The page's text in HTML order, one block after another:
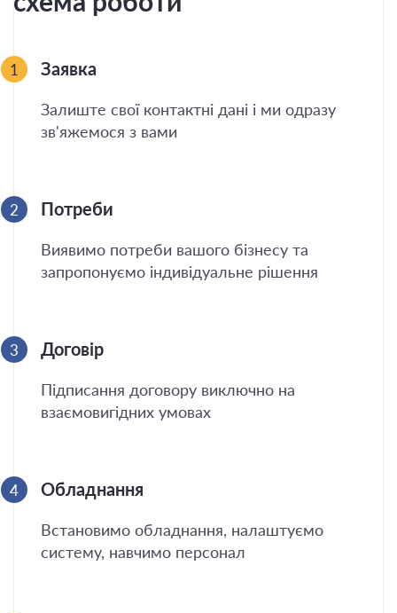
Заявка
Залиште свої контактні дані і ми одразу
зв'яжемося з вами
1
Потреби
Виявимо потреби вашого бізнесу та
запропонуємо індивідуальне рішення
2
Договір
Підписання договору виключно на
взаємовигідних умовах
3
Обладнання
Встановимо обладнання, налаштуємо
систему, навчимо персонал
4